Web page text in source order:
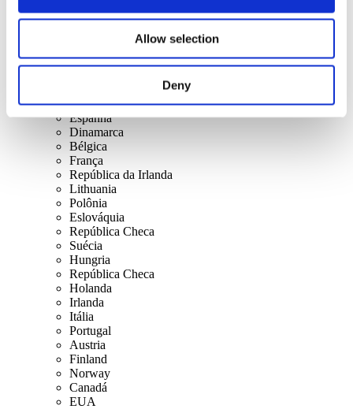
Allow selection
Deny
Por países
Suíça
Espanha
Dinamarca
Bélgica
França
República da Irlanda
Lithuania
Polônia
Eslováquia
República Checa
Suécia
Hungria
República Checa
Holanda
Irlanda
Itália
Portugal
Austria
Finland
Norway
Canadá
EUA